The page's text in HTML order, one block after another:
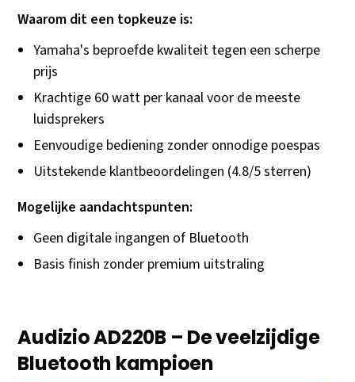
Waarom dit een topkeuze is:
Yamaha's beproefde kwaliteit tegen een scherpe
prijs
Krachtige 60 watt per kanaal voor de meeste
luidsprekers
Eenvoudige bediening zonder onnodige poespas
Uitstekende klantbeoordelingen (4.8/5 sterren)
Mogelijke aandachtspunten:
Geen digitale ingangen of Bluetooth
Basis finish zonder premium uitstraling
Audizio AD220B – De veelzijdige
Bluetooth kampioen